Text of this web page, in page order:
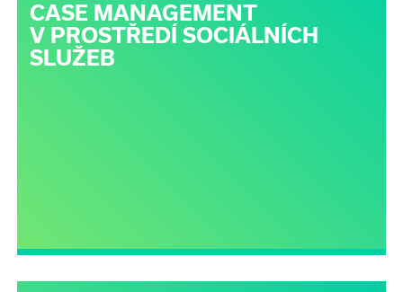
CASE MANAGEMENT
V PROSTŘEDÍ SOCIÁLNÍCH
SLUŽEB